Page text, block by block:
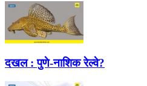
दखल : पुणे-नाशिक रेल्वे?